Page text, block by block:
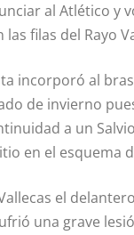
al Atlético y
filas del Rayo
incorporó al
de invierno
a un
en el esquema
el delantero
una grave